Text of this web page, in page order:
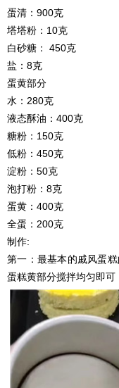
蛋清：900克
塔塔粉：10克
白砂糖： 450克
盐：8克
蛋黄部分
水：280克
液态酥油：400克
糖粉：150克
低粉：450克
淀粉：50克
泡打粉：8克
蛋黄：400克
全蛋：200克
制作:
第一：最基本的戚风蛋
蛋糕黄部分搅拌均匀即可